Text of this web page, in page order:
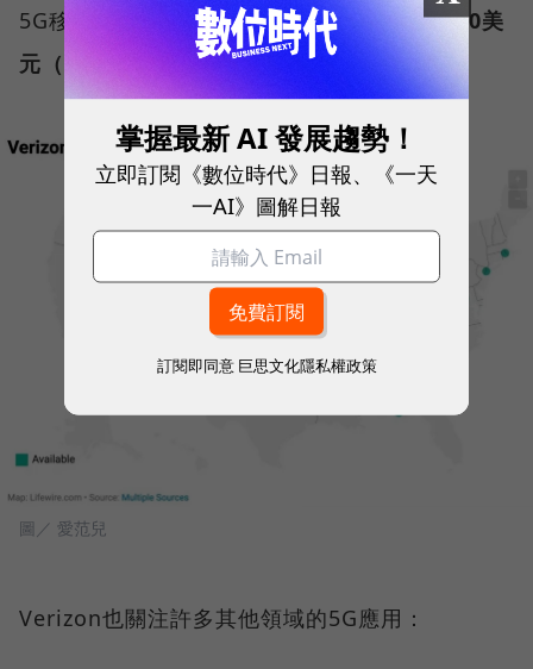
5G移動服務，在原有不限量套餐上每月加收10美
元（約新台幣304元）。
圖／ 愛范兒
Verizon也關注許多其他領域的5G應用：
掌握最新 AI 發展趨勢！
立即訂閱《數位時代》日報、《一天
一AI》圖解日報
訂閱即同意 巨思文化隱私權政策